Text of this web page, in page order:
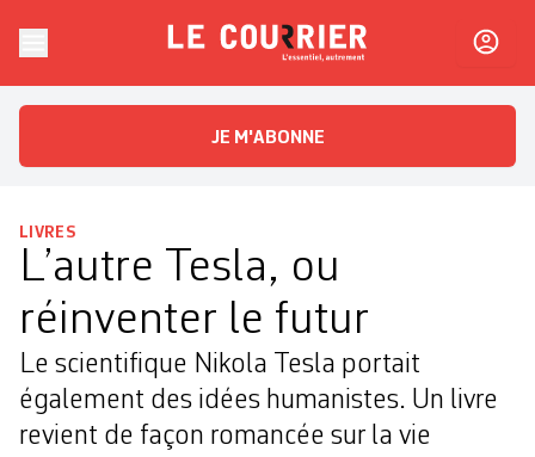
Le CourrierL'essentiel, autrement
JE M'ABONNE
LIVRES
L’autre Tesla, ou
réinventer le futur
Le scientifique Nikola Tesla portait
également des idées humanistes. Un livre
revient de façon romancée sur la vie